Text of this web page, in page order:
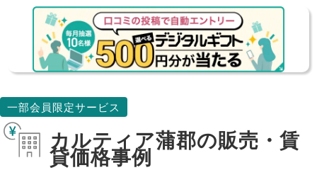
一部会員限定サービス
カルティア蒲郡の販売・賃
貸価格事例